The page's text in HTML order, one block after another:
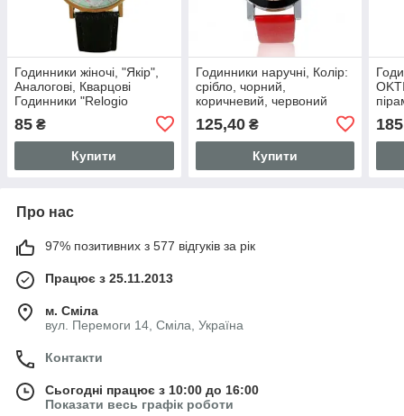
Годинники жіночі, "Якір",
Аналогові, Кварцові
Годинники "Relogio
85 ₴
Купити
Годинники наручні, Колір:
срібло, чорний,
коричневий, червоний
ремінець, Пірамідальне
скло циферблата, Стрази
125,40₴
Купити
185
Про нас
97% позитивних з 577 відгуків за рік
Працює з 25.11.2013
м. Сміла
вул. Перемоги 14, Сміла, Україна
Контакти
Сьогодні працює з 10:00 до 16:00
Показати весь графік роботи